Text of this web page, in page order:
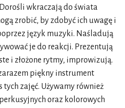
wkraczają do świata
zrobić, by zdobyć ich uwagę i
język muzyki. Naśladują
je do reakcji. Prezentują
i złożone rytmy, improwizują.
piękny instrument
zajęć. Używamy również
oraz kolorowych